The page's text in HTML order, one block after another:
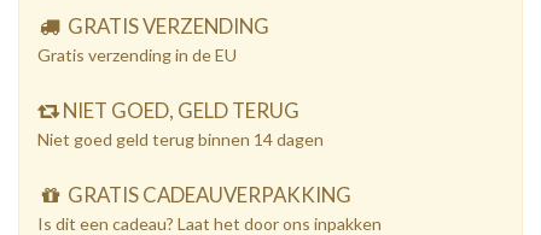
GRATIS VERZENDING
Gratis verzending in de EU
NIET GOED, GELD TERUG
Niet goed geld terug binnen 14 dagen
GRATIS CADEAUVERPAKKING
Is dit een cadeau? Laat het door ons inpakken